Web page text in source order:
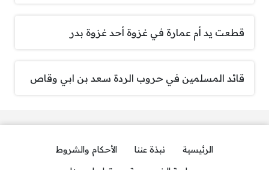
قطعت يد أم عمارة في غزوة أحد غزوة بدر
قائد المسلمين في حروب الردة سعد بن ابي وقاص
الرئيسية نبذة عننا
الأحكام والشروط